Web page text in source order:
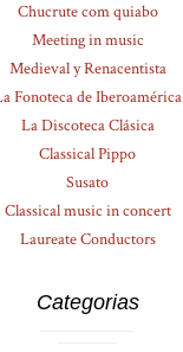
Chucrute com quiabo
Meeting in music
Medieval y Renacentista
Fonoteca de Iberoamérica
La Discoteca Clásica
Classical Pippo
Susato
Classical music in concert
Laureate Conductors
Categorias